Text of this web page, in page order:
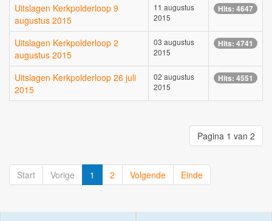
Uitslagen Kerkpolderloop 9
augustus 2015
11 augustus
2015
Hits: 4647
Uitslagen Kerkpolderloop 2
augustus 2015
03 augustus
2015
Hits: 4741
Uitslagen Kerkpolderloop 26 juli
2015
02 augustus
2015
Hits: 4551
Pagina 1 van 2
Start Vorige 1 2 Volgende Einde